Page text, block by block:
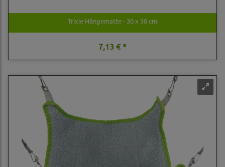
Trixie Hängematte - 30 x 30 cm
7,13 € *